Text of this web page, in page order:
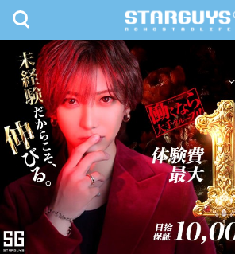
九州・沖縄 北海道・東北
toggle
navigation